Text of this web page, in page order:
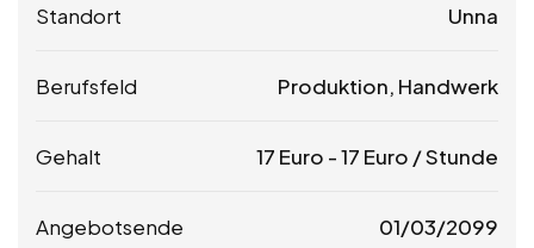
Standort Unna
Berufsfeld Produktion, Handwerk
Gehalt 17 Euro -17 Euro / Stunde
Angebotsende 01/03/2099